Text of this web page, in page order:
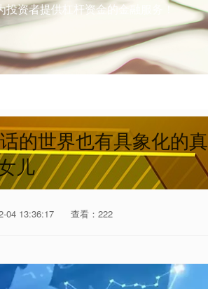
投资者提供杠杆资金的金融服务！
的世界也有具象化的真
儿
04 13:36:17 查看：222